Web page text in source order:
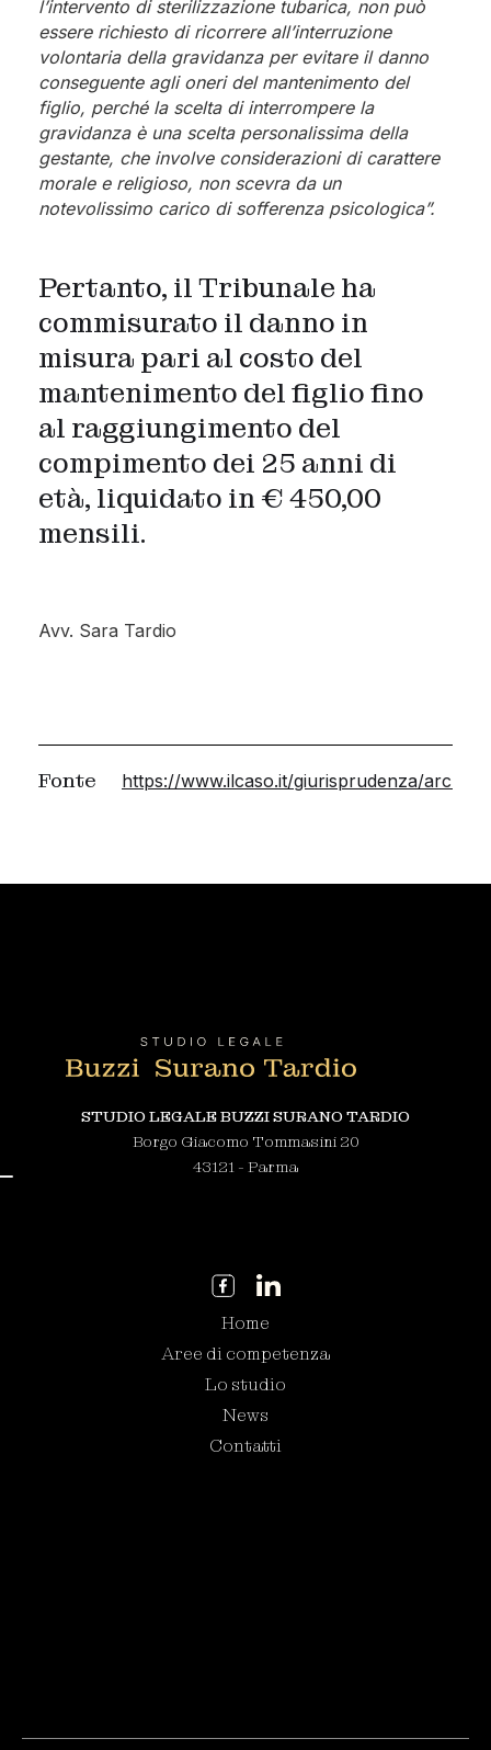
l’intervento di sterilizzazione tubarica, non può
essere richiesto di ricorrere all’interruzione
volontaria della gravidanza per evitare il danno
conseguente agli oneri del mantenimento del
figlio, perché la scelta di interrompere la
gravidanza è una scelta personalissima della
gestante, che involve considerazioni di carattere
morale e religioso, non scevra da un
notevolissimo carico di sofferenza psicologica”.
Pertanto, il Tribunale ha
commisurato il danno in
misura pari al costo del
mantenimento del figlio fino
al raggiungimento del
compimento dei 25 anni di
età, liquidato in € 450,00
mensili.
Avv. Sara Tardio
Fonte https://www.ilcaso.it/giurisprudenza/
STUDIO LEGALE BUZZI SURANO TARDIO
Borgo Giacomo Tommasini 20
43121 - Parma
Home
Aree di competenza
Lo studio
News
Contatti